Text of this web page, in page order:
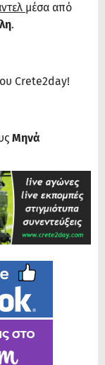
μέσα από
.
Crete2day!
Μηνά